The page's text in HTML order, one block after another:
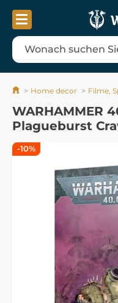
Home decor Filme,
WARHAMMER
Plagueburst
-10%